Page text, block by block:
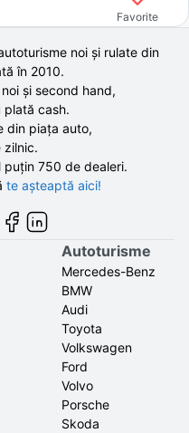
Favorite
noi și rulate din
în 2010.
și second hand,
plată cash.
din piața auto,
zilnic.
puțin 750 de dealeri.
te așteaptă aici!
Autoturisme
Mercedes-Benz
BMW
Audi
Toyota
Volkswagen
Ford
Volvo
Porsche
Skoda